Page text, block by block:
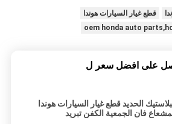
قطع غيار السيارات هوندا
oem honda auto
على افضل سعر ل
الحديد قطع غيار السيارات هوندا
فان الجمعية الكفن تبريد